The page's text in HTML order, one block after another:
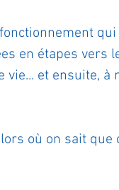
en étapes vers
et ensuite,
où on sait